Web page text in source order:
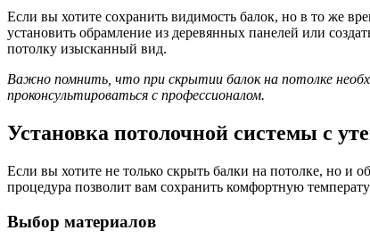
Если вы хотите сохранить видимость балок, но в то же
установить обрамление из деревянных панелей или
потолку изысканный вид.
Важно помнить, что при скрытии балок на потолке
проконсультироваться с профессионалом.
Установка потолочной системы с
Если вы хотите не только скрыть балки на потолке, но и
процедура позволит вам сохранить комфортную
Выбор материалов